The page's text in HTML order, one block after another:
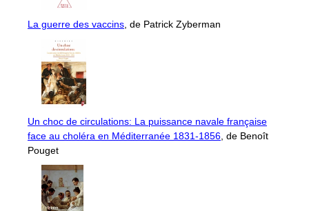
La guerre des vaccins , de Patrick Zyberman
Un choc de circulations: La puissance navale française
face au choléra en Méditerranée 1831-1856 , de Benoît
Pouget